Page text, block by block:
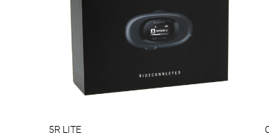
5R LITE